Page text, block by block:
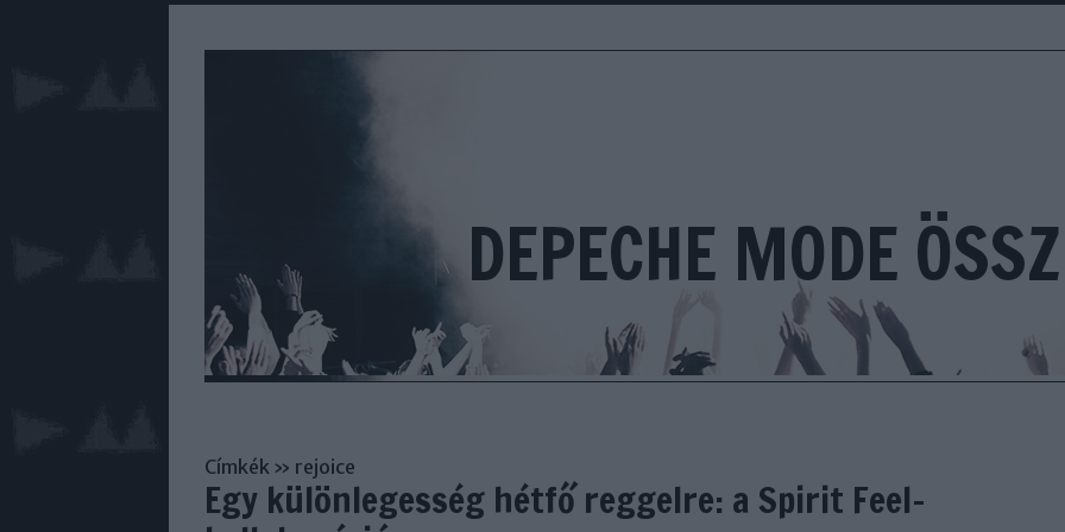
DEPECHE MODE
Címkék » rejoice
Egy különlegesség hétfő reggelre: a Spirit Feel-